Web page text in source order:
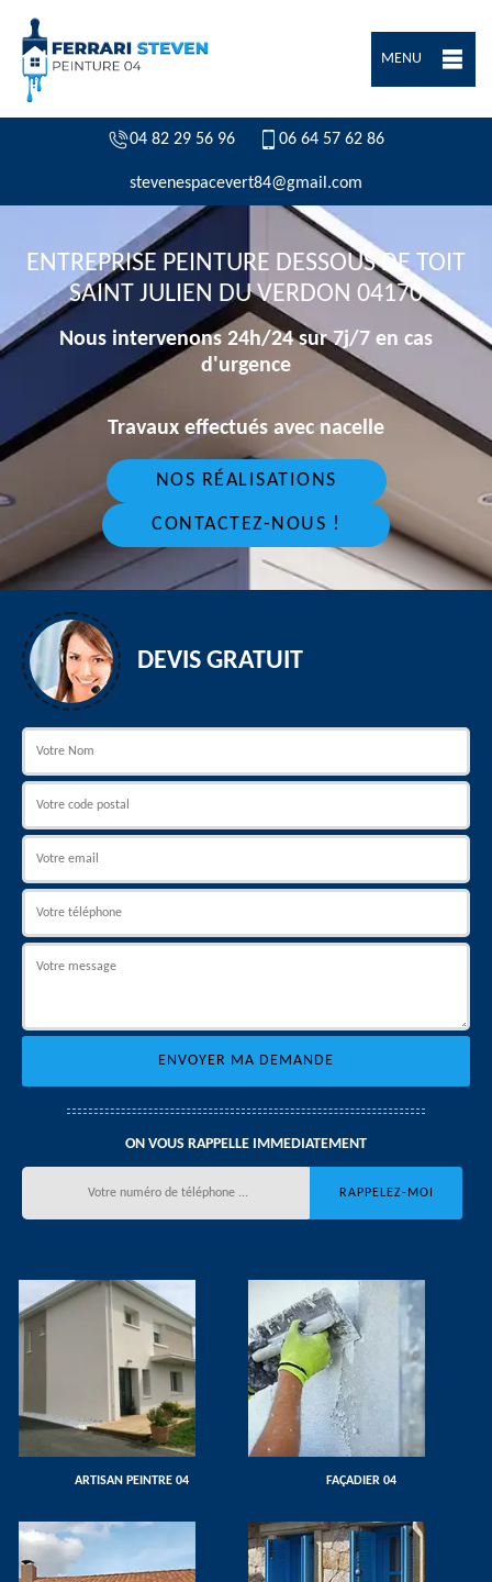
MENU
04 82 29 56 96 06 64 57 62 86
stevenespacevert84@gmail.com
ENTREPRISE PEINTURE DESSOUS DE TOIT
SAINT JULIEN DU VERDON 04170
Nous intervenons 24h/24 sur 7j/7 en cas
d'urgence
Travaux effectués avec nacelle
NOS RÉALISATIONS
CONTACTEZ-NOUS !
DEVIS GRATUIT
ON VOUS RAPPELLE IMMEDIATEMENT
ARTISAN PEINTRE 04 FAÇADIER 04